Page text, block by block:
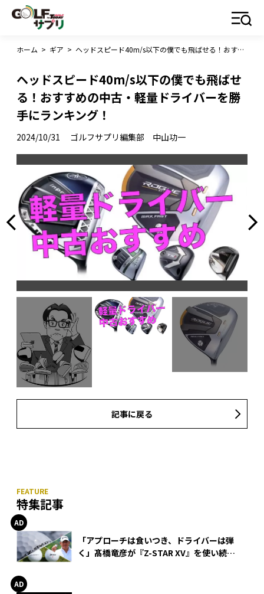
ホーム > ギア > ヘッドスピード40m/s以下の僕でも飛ばせる！おすすめの中古・軽量ドライバーを勝手にランキング！
ヘッドスピード40m/s以下の僕でも飛ばせ
る！おすすめの中古・軽量ドライバーを勝
手にランキング！
2024/10/31 ゴルフサプリ編集部 中山功一
記事に戻る
特集記事
「アプローチは食いつき、ドライバーは弾
く」髙橋竜彦が『Z-STAR XV』を使い続け